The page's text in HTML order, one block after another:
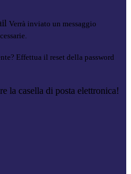
Verrà inviato un messaggio
Effettua il reset della password
la casella di posta elettronica!